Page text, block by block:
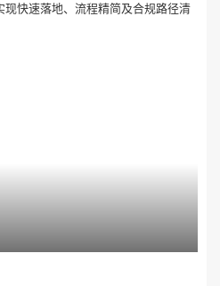
快速落地、流程精简及合规路径清